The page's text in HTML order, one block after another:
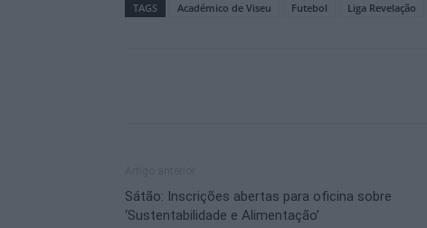
TAGS Académico de Viseu Futebol Liga Revelação
Sátão: Inscrições abertas para oficina sobre
‘Sustentabilidade e Alimentação’